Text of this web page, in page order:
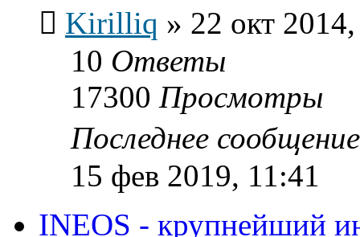
Kirilliq » 22 окт
10 Ответы
17300 Просмотры
Последнее
15 фев 2019, 11:41
INEOS - крупнейший